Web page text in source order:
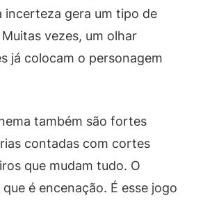
incerteza gera um tipo de
vezes, um olhar
já colocam o personagem
também são fortes
contadas com cortes
que mudam tudo. O
é encenação. É esse jogo